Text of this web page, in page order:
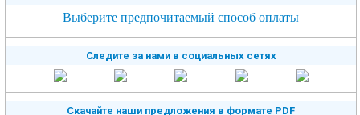
Выберите предпочитаемый способ оплаты
Следите за нами в социальных сетях
Скачайте наши предложения в формате PDF